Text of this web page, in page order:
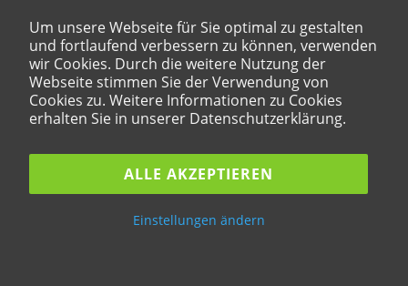
Um unsere Webseite für Sie optimal zu gestalten
und fortlaufend verbessern zu können, verwenden
wir Cookies. Durch die weitere Nutzung der
Webseite stimmen Sie der Verwendung von
Cookies zu. Weitere Informationen zu Cookies
erhalten Sie in unserer Datenschutzerklärung.
ALLE AKZEPTIEREN
Einstellungen ändern